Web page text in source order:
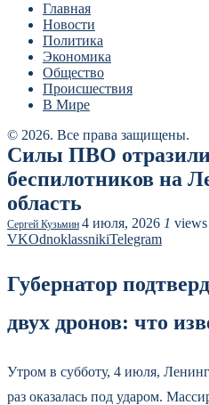
Главная
Новости
Политика
Экономика
Общество
Происшествия
В Мире
© 2026. Все права защищены.
Силы ПВО отразили
беспилотников на
область
Сергей Кузьмин 4 июля, 2026 1 views
VKOdnoklassnikiTelegram
Губернатор
двух дронов: что
Утром в субботу, 4 июля,
раз оказалась под ударом.